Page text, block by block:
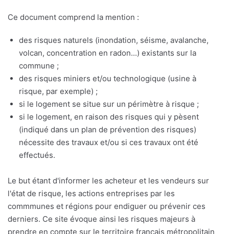
Ce document comprend la mention :
des risques naturels (inondation, séisme, avalanche,
volcan, concentration en radon...) existants sur la
commune ;
des risques miniers et/ou technologique (usine à
risque, par exemple) ;
si le logement se situe sur un périmètre à risque ;
si le logement, en raison des risques qui y pèsent
(indiqué dans un plan de prévention des risques)
nécessite des travaux et/ou si ces travaux ont été
effectués.
Le but étant d'informer les acheteur et les vendeurs sur
l'état de risque, les actions entreprises par les
commmunes et régions pour endiguer ou prévenir ces
derniers. Ce site évoque ainsi les risques majeurs à
prendre en compte sur le territoire français métropolitain